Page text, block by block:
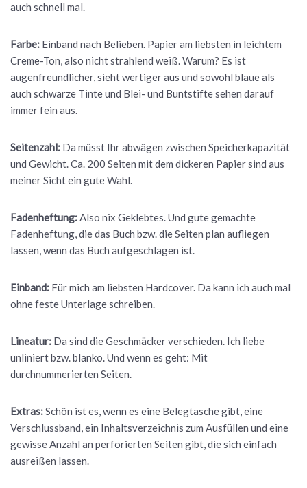
auch schnell mal.
Farbe: Einband nach Belieben. Papier am liebsten in leichtem
Creme-Ton, also nicht strahlend weiß. Warum? Es ist
augenfreundlicher, sieht wertiger aus und sowohl blaue als
auch schwarze Tinte und Blei- und Buntstifte sehen darauf
immer fein aus.
Seitenzahl: Da müsst Ihr abwägen zwischen Speicherkapazität
und Gewicht. Ca. 200 Seiten mit dem dickeren Papier sind aus
meiner Sicht ein gute Wahl.
Fadenheftung:Also nix Geklebtes. Und gute gemachte
Fadenheftung, die das Buch bzw. die Seiten plan aufliegen
lassen, wenn das Buch aufgeschlagen ist.
Einband: Für mich am liebsten Hardcover. Da kann ich auch mal
ohne feste Unterlage schreiben.
Lineatur: Da sind die Geschmäcker verschieden. Ich liebe
unliniert bzw. blanko. Und wenn es geht: Mit
durchnummerierten Seiten.
Extras:Schön ist es, wenn es eine Belegtasche gibt, eine
Verschlussband, ein Inhaltsverzeichnis zum Ausfüllen und eine
gewisse Anzahl an perforierten Seiten gibt, die sich einfach
ausreißen lassen.